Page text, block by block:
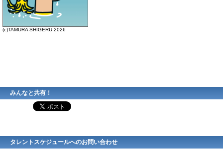
(c)TAMURA SHIGERU 2026
みんなと共有！
タレントスケジュールへのお問い合わせ